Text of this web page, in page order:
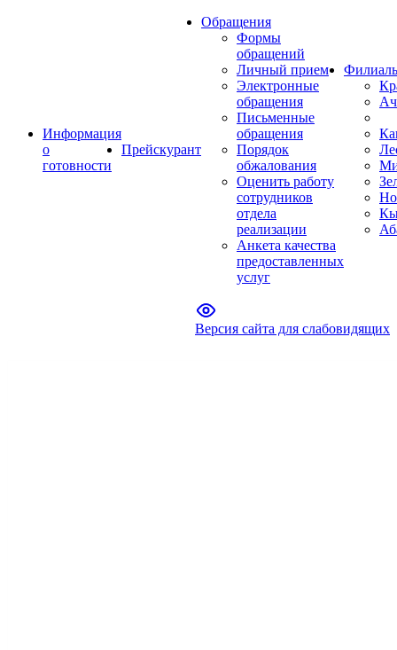
Информация
о
готовности
Прейскурант
Обращения
Формы
обращений
Личный прием
Электронные
обращения
Письменные
обращения
Порядок
обжалования
Оценить работу
сотрудников
отдела
реализации
Анкета качества
предоставленных
услуг
Версия сайта для слабовидящих